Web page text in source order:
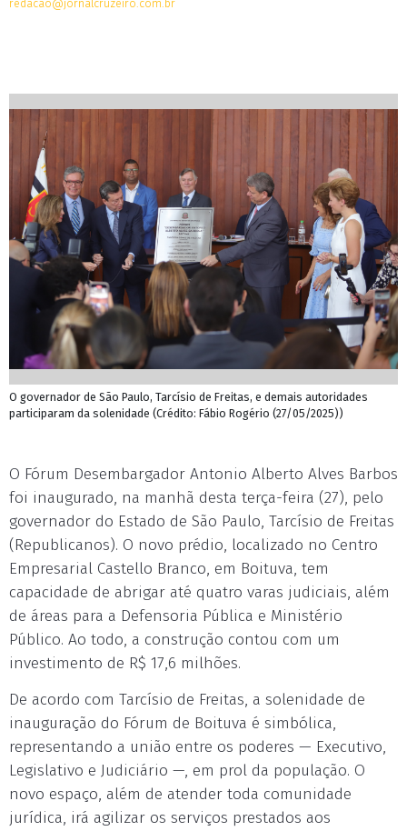
redacao@jornalcruzeiro.com.br
O governador de São Paulo, Tarcísio de Freitas, e demais autoridades
participaram da solenidade (Crédito: Fábio Rogério (27/05/2025))
O Fórum Desembargador Antonio Alberto Alves Barbos
foi inaugurado, na manhã desta terça-feira (27), pelo
governador do Estado de São Paulo, Tarcísio de Freitas
(Republicanos). O novo prédio, localizado no Centro
Empresarial Castello Branco, em Boituva, tem
capacidade de abrigar até quatro varas judiciais, além
de áreas para a Defensoria Pública e Ministério
Público. Ao todo, a construção contou com um
investimento de R$ 17,6 milhões.
De acordo com Tarcísio de Freitas, a solenidade de
inauguração do Fórum de Boituva é simbólica,
representando a união entre os poderes — Executivo,
Legislativo e Judiciário —, em prol da população. O
novo espaço, além de atender toda comunidade
jurídica, irá agilizar os serviços prestados aos